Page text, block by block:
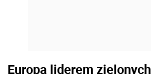
Europa liderem zielonych